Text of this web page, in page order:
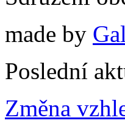
made by
Poslední
Změna